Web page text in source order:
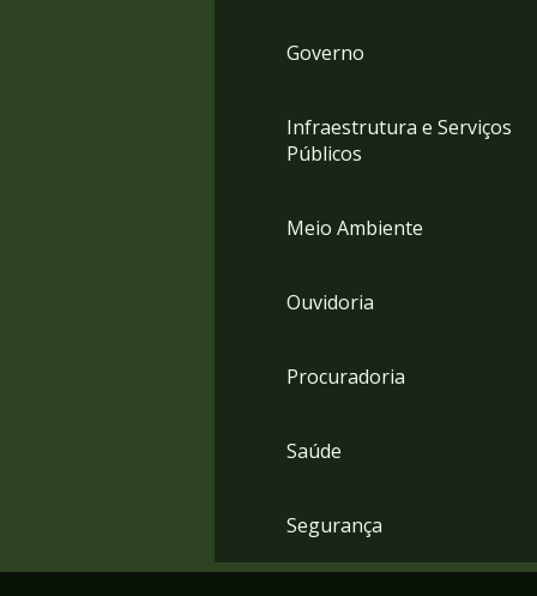
Governo
Infraestrutura e Serviços
Públicos
Meio Ambiente
Ouvidoria
Procuradoria
Saúde
Segurança